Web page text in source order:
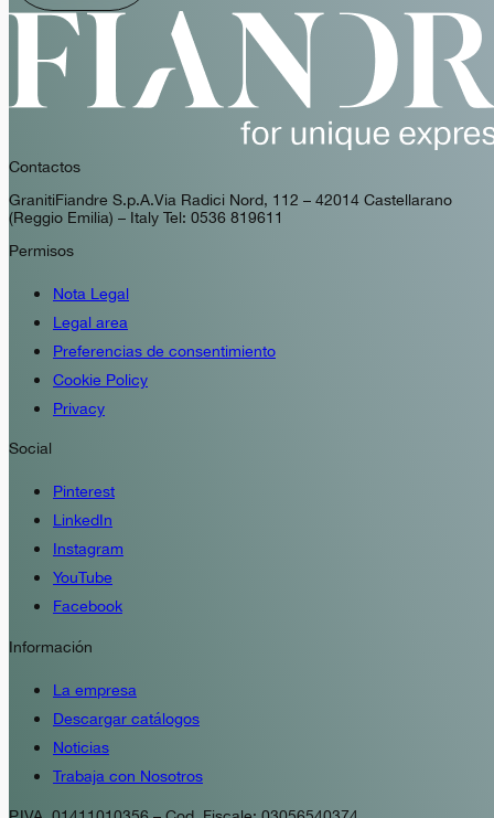
Contactos
GranitiFiandre S.p.A. Via Radici Nord, 112 – 42014 Castellarano
(Reggio Emilia) – Italy Tel: 0536 819611
Permisos
Nota Legal
Legal area
Preferencias de consentimiento
Cookie Policy
Privacy
Social
Pinterest
LinkedIn
Instagram
YouTube
Facebook
Información
La empresa
Descargar catálogos
Noticias
Trabaja con Nosotros